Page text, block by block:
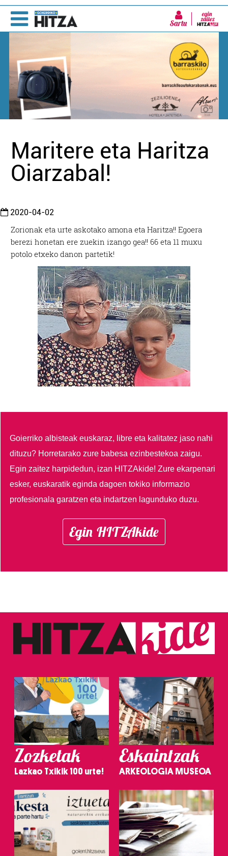
Sartu
Maritere eta Haritza
Oiarzabal!
2020-04-02
Zorionak eta urte askotako amona eta Haritza!! Egoera
berezi honetan ere zuekin izango gea!! 66 eta 11 muxu
potolo etxeko danon partetik!
Goierriko albisteak euskaraz, libre eta kalitatez jaso nahi
dituzu? Horretarako zure babesa ezinbestekoa zaigu.
Egin zaitez harpidedun, izan HITZAkide!Zure ekarpenari
esker, euskaratik eginda dagoen tokiko informazio
profesionala garatzen eta indartzen lagunduko duzu.
Egin HITZAkide
Zozketak
Lazkao Txikik 100 urte!
Eskaintzak
ARKEOLOGIA MUSEOA